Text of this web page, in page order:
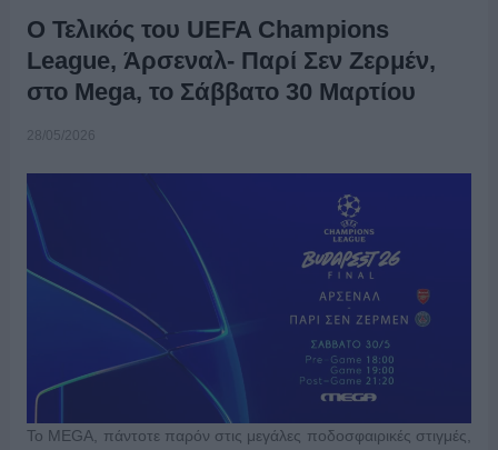
Ο Τελικός του UEFA Champions
League, Άρσεναλ- Παρί Σεν Ζερμέν,
στο Mega, το Σάββατο 30 Μαρτίου
28/05/2026
Το MEGA, πάντοτε παρόν στις μεγάλες ποδοσφαιρικές στιγμές,